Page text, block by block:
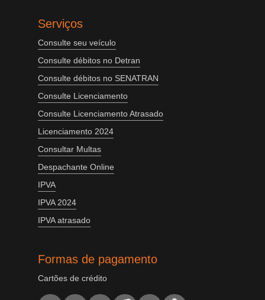
Serviços
Consulte seu veículo
Consulte débitos no Detran
Consulte débitos no SENATRAN
Consulte Licenciamento
Consulte Licenciamento Atrasado
Licenciamento 2024
Consultar Multas
Despachante Online
IPVA
IPVA 2024
IPVA atrasado
Formas de pagamento
Cartões de crédito